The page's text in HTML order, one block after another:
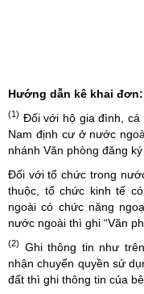
Hướng dẫn kê khai đơn:
(1) Đối với hộ gia đình, cá
Nam định cư ở nước
nhánh Văn phòng đăng
Đối với tổ chức trong
thuộc, tổ chức kinh tế
ngoài có chức năng
nước ngoài thì ghi “Văn
(2)
Ghi thông tin như
nhận chuyển quyền sử
đất thì ghi thông tin của